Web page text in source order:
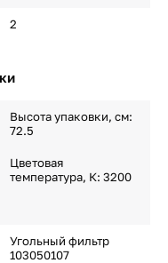
2
Высота упаковки, см:
72.5
Цветовая
температура, К: 3200
Угольный фильтр
103050107